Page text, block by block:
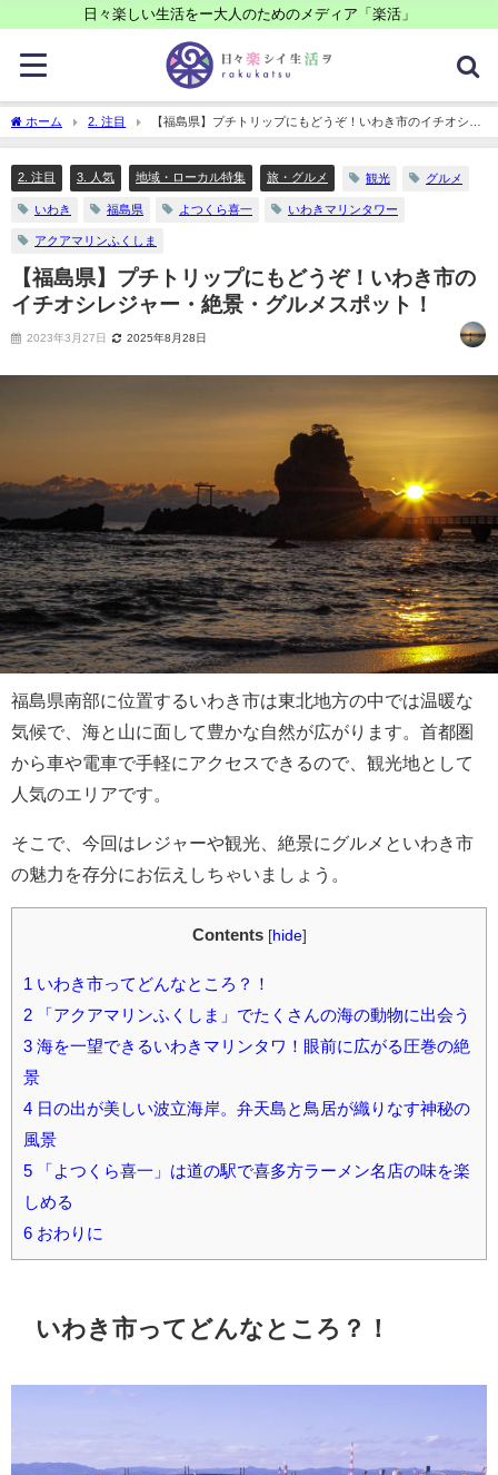
日々楽しい生活をー大人のためのメディア「楽活」
ホーム 2. 注目
【福島県】プチトリップにもどうぞ！いわき市のイチオシレ
ジャー・絶景・グルメスポット！
2. 注目 3. 人気 地域・ローカル特集 旅・グルメ 観光 グルメ
いわき 福島県 よつくら喜一 いわきマリンタワー
アクアマリンふくしま
【福島県】プチトリップにもどうぞ！いわき市の
イチオシレジャー・絶景・グルメスポット！
2023年3月27日 2025年8月28日
福島県南部に位置するいわき市は東北地方の中では温暖な
気候で、海と山に面して豊かな自然が広がります。首都圏
から車や電車で手軽にアクセスできるので、観光地として
人気のエリアです。
そこで、今回はレジャーや観光、絶景にグルメといわき市
の魅力を存分にお伝えしちゃいましょう。
Contents [hide]
1 いわき市ってどんなところ？！
2 「アクアマリンふくしま」でたくさんの海の動物に出会う
3 海を一望できるいわきマリンタワ！眼前に広がる圧巻の絶
景
4 日の出が美しい波立海岸。弁天島と鳥居が織りなす神秘の
風景
5 「よつくら喜一」は道の駅で喜多方ラーメン名店の味を楽
しめる
6 おわりに
いわき市ってどんなところ？！